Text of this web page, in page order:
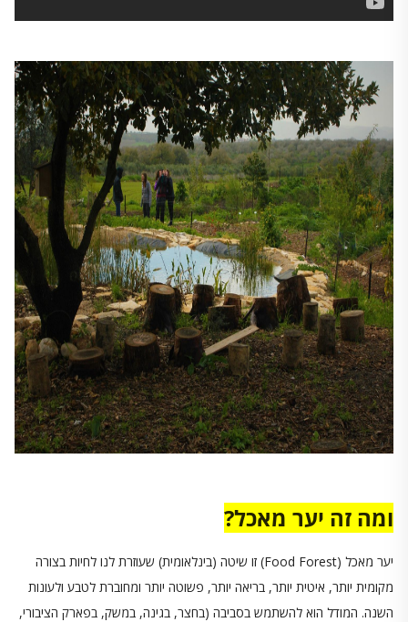
ומה זה יער מאכל?
יער מאכל (Food Forest) זו שיטה (בינלאומית) שעוזרת לנו לחיות בצורה
מקומית יותר, איטית יותר, בריאה יותר, פשוטה יותר ומחוברת לטבע ולעונות
השנה. המודל הוא להשתמש בסביבה (בחצר, בגינה, במשק, בפארק הציבורי,